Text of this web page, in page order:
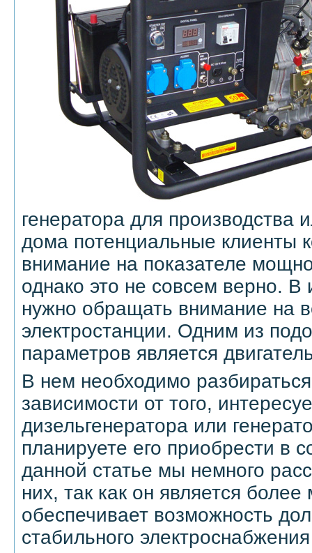
генератора для производства
дома потенциальные клиенты
внимание на показателе
однако это не совсем верно. В
нужно обращать внимание на
электростанции. Одним из
параметров является
В нем необходимо
зависимости от того,
дизельгенератора или
планируете его приобрести в
данной статье мы немного
них, так как он является
обеспечивает возможность
стабильного